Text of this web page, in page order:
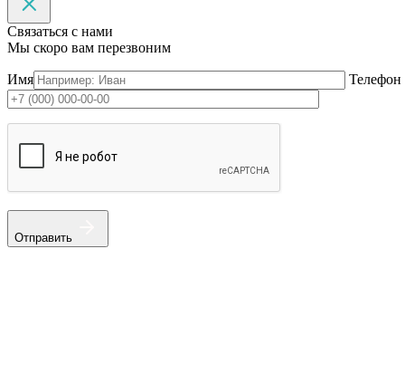
Связаться с нами
Мы скоро вам перезвоним
Имя Телефон
Отправить